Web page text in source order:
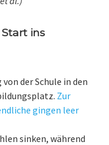
ins
der Schule in den
Zur
gingen leer
sinken, während